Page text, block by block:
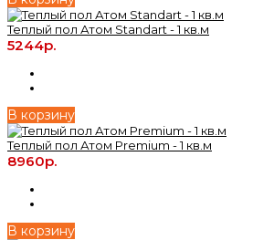
Теплый пол Атом Standart - 1 кв.м
5244р.
В корзину
Теплый пол Атом Premium - 1 кв.м
8960р.
В корзину